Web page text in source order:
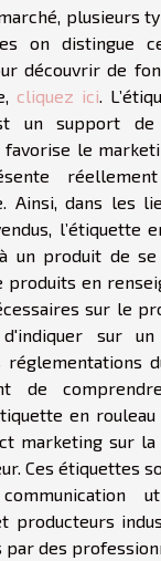
plusieurs
on distingue
découvrir de
cliquez ici.
un support de
le
Ainsi, dans les
l’étiquette
un produit de se
produits en
sur le
sur un
réglementations
de
en
marketing sur la
Ces étiquettes
producteurs
par des